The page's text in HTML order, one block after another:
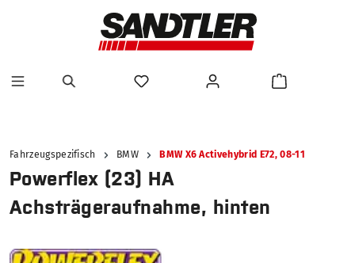
Fahrzeugspezifisch BMW BMW X6 Activehybrid E72, 08-11
Powerflex (23) HA
Achsträgeraufnahme, hinten